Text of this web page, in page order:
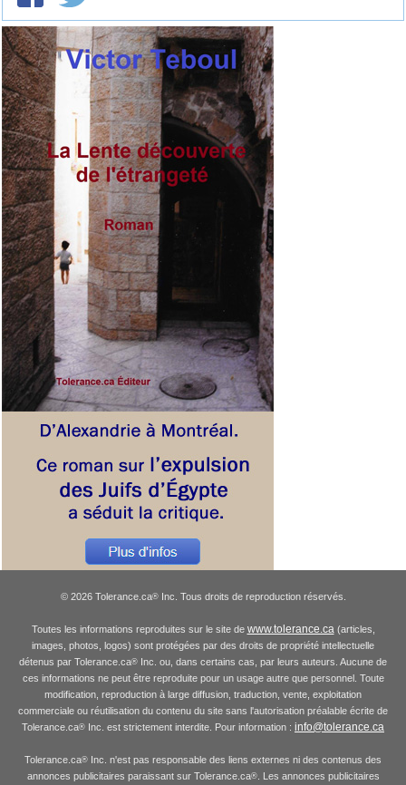
© 2026 Tolerance.ca®Inc. Tous droits de reproduction réservés.
Toutes les informations reproduites sur le site de www.tolerance.ca (articles,
images, photos, logos) sont protégées par des droits de propriété intellectuelle
détenus par Tolerance.ca® Inc. ou, dans certains cas, par leurs auteurs. Aucune de
ces informations ne peut être reproduite pour un usage autre que personnel. Toute
modification, reproduction à large diffusion, traduction, vente, exploitation
commerciale ou réutilisation du contenu du site sans l'autorisation préalable écrite de
Tolerance.ca® Inc. est strictement interdite. Pour information : info@tolerance.ca
Tolerance.ca® Inc. n'est pas responsable des liens externes ni des contenus des
annonces publicitaires paraissant sur Tolerance.ca®. Les annonces publicitaires